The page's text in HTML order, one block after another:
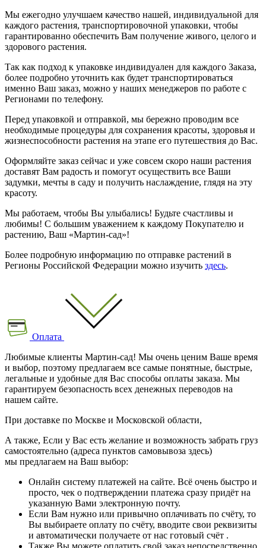
Мы ежегодно улучшаем качество нашей, индивидуальной для
каждого растения, транспортировочной упаковки, чтобы
гарантированно обеспечить Вам получение живого, целого и
здорового растения.
Так как подход к упаковке индивидуален для каждого Заказа,
более подробно уточнить как будет транспортироваться
именно Ваш заказ, можно у наших менеджеров по работе с
Регионами по телефону.
Перед упаковкой и отправкой, мы бережно проводим все
необходимые процедуры для сохранения красоты, здоровья и
жизнеспособности растения на этапе его путешествия до Вас.
Оформляйте заказ сейчас и уже совсем скоро наши растения
доставят Вам радость и помогут осуществить все Ваши
задумки, мечты в саду и получить наслаждение, глядя на эту
красоту.
Мы работаем, чтобы Вы улыбались! Будьте счастливы и
любимы! С большим уважением к каждому Покупателю и
растению, Ваш «Мартин-сад»!
Более подробную информацию по отправке растений в
Регионы Российской Федерации можно изучить здесь.
Оплата
Любимые клиенты Мартин-сад! Мы очень ценим Ваше время
и выбор, поэтому предлагаем все самые понятные, быстрые,
легальные и удобные для Вас способы оплаты заказа. Мы
гарантируем безопасность всех денежных переводов на
нашем сайте.
При доставке по Москве и Московской области,
А также, Если у Вас есть желание и возможность забрать груз
самостоятельно (адреса пунктов самовывоза здесь)
мы предлагаем на Ваш выбор:
Онлайн систему платежей на сайте. Всё очень быстро и
просто, чек о подтверждении платежа сразу придёт на
указанную Вами электронную почту.
Если Вам нужно или привычно оплачивать по счёту, то
Вы выбираете оплату по счёту, вводите свои реквизиты
и автоматически получаете от нас готовый счёт .
Также Вы можете оплатить свой заказ непосредственно